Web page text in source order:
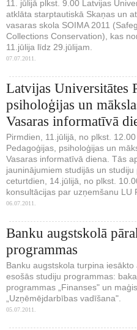
11. jūlijā plkst. 9.00 Latvijas
atklāta starptautiskā Skaņas un
vasaras skola SOIMA 2011
Collections Conservation), kas
11.jūlija līdz 29.jūlijam.
07.07.2011.
Latvijas Universitātes
psiholoģijas un
Vasaras informatīvā
Pirmdien, 11.jūlijā, no plkst.
Pedagoģijas, psiholoģijas un
Vasaras informatīvā diena. Tās
jauninājumiem studijās un
ceturtdien, 14.jūlijā, no plkst.
konsultācijas par uzņemšanu LU
06.07.2011.
Banku augstskolā
programmas
Banku augstskola turpina
esošās studiju programmas:
programmas „Finanses" un
„Uzņēmējdarbības vadīšana".
05.07.2011.